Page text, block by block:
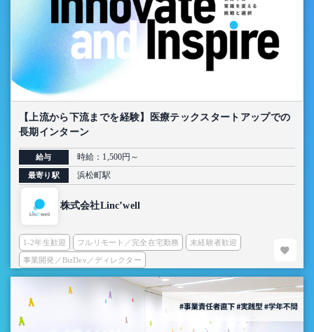
【上流から下流までを経験】医療テックスタートアップでの
長期インターン
給与 時給：1,500円～
最寄り駅 浜松町駅
株式会社Linc’well
1-2年生歓迎 フルリモート／完全在宅勤務 未経験者歓迎
事業開発／BizDev／ディレクター